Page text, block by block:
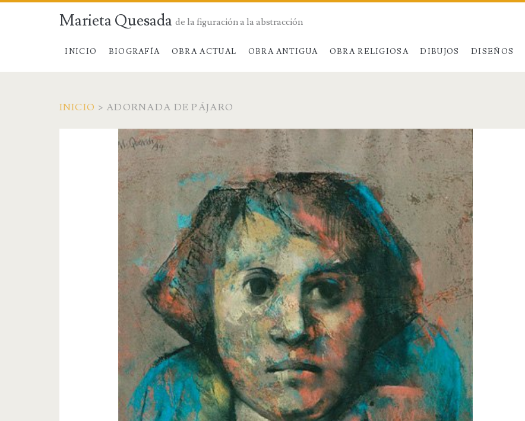
Marieta Quesada de la figuración a la abstracción
INICIO BIOGRAFÍA OBRA ACTUAL OBRA ANTIGUA OBRA RELIGIOSA DIBUJOS DISEÑOS
INICIO > ADORNADA DE PÁJARO